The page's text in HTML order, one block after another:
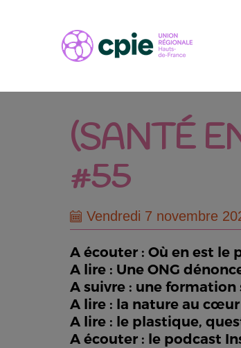
(SANTÉ
#55
Vendredi 7 novembre
A écouter : Où en est le
A lire : Une ONG
A suivre : une
A lire : la nature au
A lire : le plastique,
A écouter : le podcast